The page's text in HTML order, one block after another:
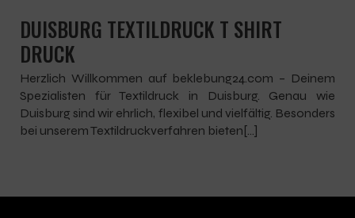
DUISBURG TEXTILDRUCK T SHIRT
DRUCK
Herzlich Willkommen auf beklebung24.com – Deinem
Spezialisten für Textildruck in Duisburg. Genau wie
Duisburg sind wir ehrlich, flexibel und vielfältig. Besonders
bei unserem Textildruckverfahren bieten[…]